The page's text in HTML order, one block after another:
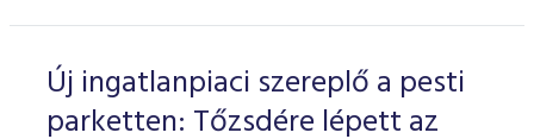
Új ingatlanpiaci szereplő a pesti
parketten: Tőzsdére lépett az